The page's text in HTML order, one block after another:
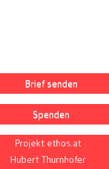
Brief senden
Spenden
Projekt ethos.at
Hubert Thurnhofer